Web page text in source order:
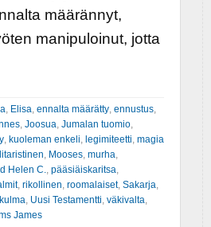
määrännyt,
manipuloinut, jotta
, Elisa, ennalta määrätty, ennustus,
, Joosua, Jumalan tuomio,
, kuoleman enkeli, legimiteetti, magia
, Mooses, murha,
Helen C., pääsiäiskaritsa,
, rikollinen, roomalaiset, Sakarja,
, Uusi Testamentti, väkivalta,
James